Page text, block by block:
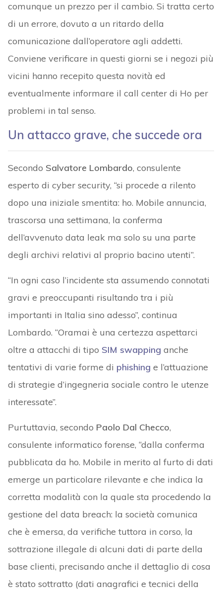
comunque un prezzo per il cambio. Si tratta certo
di un errore, dovuto a un ritardo della
comunicazione dall’operatore agli addetti.
Conviene verificare in questi giorni se i negozi più
vicini hanno recepito questa novità ed
eventualmente informare il call center di Ho per
problemi in tal senso.
Un attacco grave, che succede ora
Secondo Salvatore Lombardo, consulente
esperto di cyber security, “si procede a rilento
dopo una iniziale smentita: ho. Mobile annuncia,
trascorsa una settimana, la conferma
dell’avvenuto data leak ma solo su una parte
degli archivi relativi al proprio bacino utenti”.
“In ogni caso l’incidente sta assumendo connotati
gravi e preoccupanti risultando tra i più
importanti in Italia sino adesso”, continua
Lombardo. “Oramai è una certezza aspettarci
oltre a attacchi di tipo SIM swapping anche
tentativi di varie forme di phishing e l’attuazione
di strategie d’ingegneria sociale contro le utenze
interessate”.
Purtuttavia, secondo Paolo Dal Checco,
consulente informatico forense, “dalla conferma
pubblicata da ho. Mobile in merito al furto di dati
emerge un particolare rilevante e che indica la
corretta modalità con la quale sta procedendo la
gestione del data breach: la società comunica
che è emersa, da verifiche tuttora in corso, la
sottrazione illegale di alcuni dati di parte della
base clienti, precisando anche il dettaglio di cosa
è stato sottratto (dati anagrafici e tecnici della